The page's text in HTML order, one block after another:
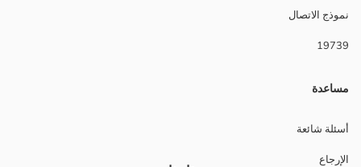
نموذج الاتصال
19739
مساعدة
أسئلة شائعة
الإرجاع